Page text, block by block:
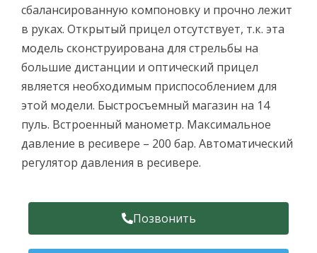
сбалансированную компоновкy и прочно лежит
в руках. Открытый прицел отсутствует, т.к. эта
модель сконструирована для стрельбы на
большие дистанции и оптический прицел
является необходимым приспособлением для
этой модели. Быстросъемный магазин на 14
пуль. Встроенный манометр. Максимальное
давление в ресивере – 200 бар. Автоматический
регулятор давления в ресивере.
Позвонить